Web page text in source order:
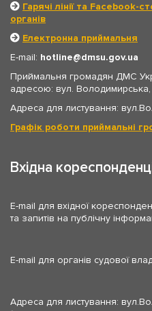
Гарячі лінії та Facebook-
органів
Електронна приймальня
E-mail: hotline
dmsu.gov.ua
Приймальня громадян ДМС
адресою: вул. Володимирська,
Адреса для листування:
Графік роботи приймальні
Вхідна
E-mail для вхідної
та запитів на публічну
E-mail для органів судової
Адреса для листування: